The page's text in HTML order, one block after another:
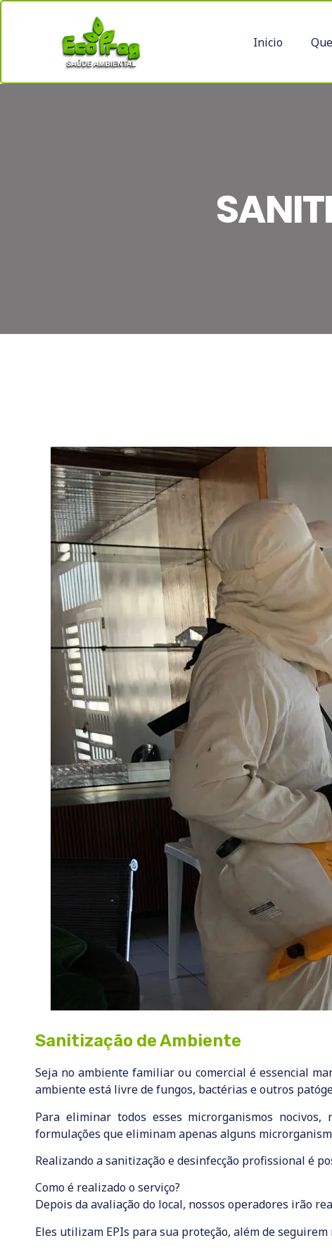
Inicio
Sanitização de Ambiente
Seja no ambiente familiar ou comercial é essencial
ambiente está livre de fungos, bactérias e outros
Para eliminar todos esses microrganismos
formulações que eliminam apenas alguns
Realizando a sanitização e desinfecção profissional é
Como é realizado o serviço?
Depois da avaliação do local, nossos operadores irão
Eles utilizam EPIs para sua proteção, além de